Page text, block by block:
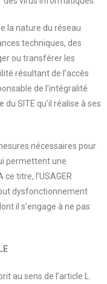
la nature du réseau
techniques, des
ou transférer les
résultant de l’accès
de l’intégralité
SITE qu’il réalise à ses
nécessaires pour
permettent une
titre, l’USAGER
dysfonctionnement
il s’engage à ne pas
au sens de l’article L.